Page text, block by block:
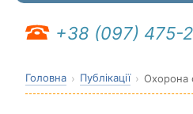
+38 (097) 475-
Головна Публікації Охорона